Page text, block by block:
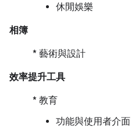
休閒娛樂
相簿
* 藝術與設計
效率提升工具
* 教育
功能與使用者介面